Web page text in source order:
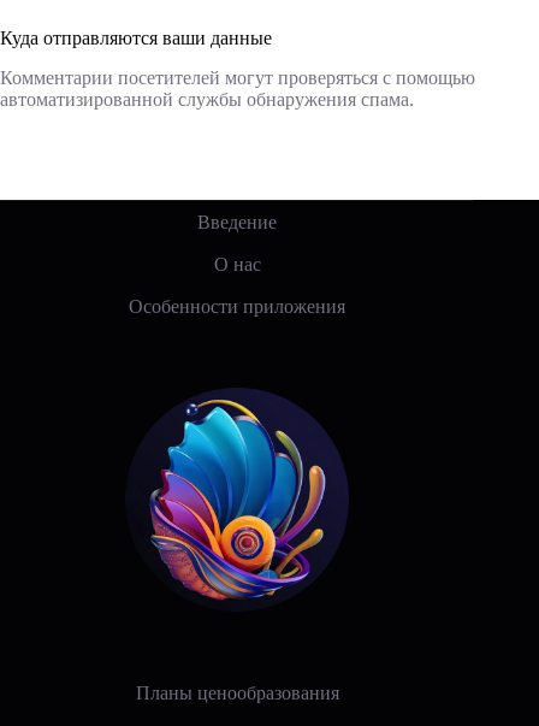
Куда отправляются ваши данные
Комментарии посетителей могут проверяться с помощью
автоматизированной службы обнаружения спама.
Введение
О нас
Особенности приложения
Планы ценообразования